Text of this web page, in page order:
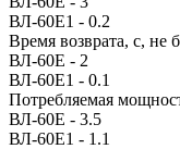
ВЛ-60Е1 - 0.2
Время возврата, с, не
ВЛ-60Е - 2
ВЛ-60Е1 - 0.1
Потребляемая
ВЛ-60Е - 3.5
ВЛ-60Е1 - 1.1